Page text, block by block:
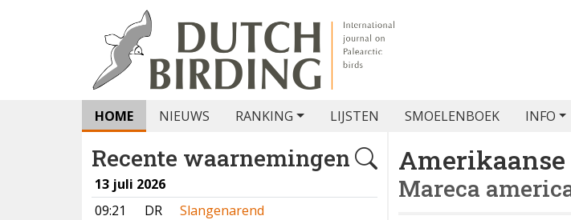
HOME NIEUWS RANKING LIJSTEN SMOELENBOEK INFO
Recente waarnemingen
13 juli 2026
09:21
DR
Slangenarend
Mareca